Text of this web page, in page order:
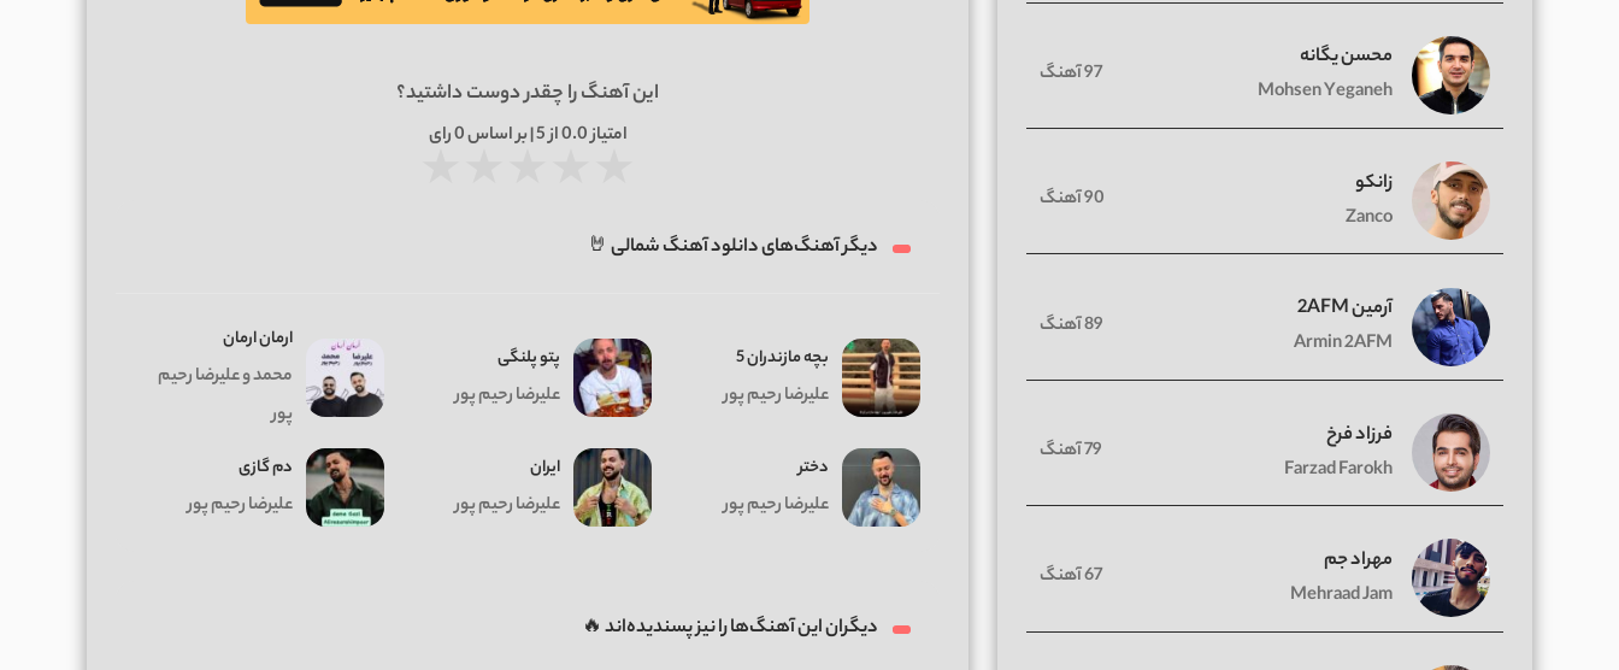
این آهنگ را چقدر دوست داشتید؟
امتیاز0.0از 5 | بر اساس 0رای
دیگر آهنگ‌های دانلود آهنگ شمالی 🤘
بچه مازندران 5
علیرضا رحیم پور
پتو پلنگی
علیرضا رحیم پور
ارمان ارمان
محمد و علیرضا رحیم
پور
دختر
علیرضا رحیم پور
ایران
علیرضا رحیم پور
دم گازی
علیرضا رحیم پور
دیگران این آهنگ‌ها را نیز پسندیده‌اند 🔥
محسن یگانه
Mohsen Yeganeh
97 آهنگ
زانکو
Zanco
90 آهنگ
آرمین 2AFM
Armin 2AFM
89 آهنگ
فرزاد فرخ
Farzad Farokh
79 آهنگ
مهراد جم
Mehraad Jam
67 آهنگ